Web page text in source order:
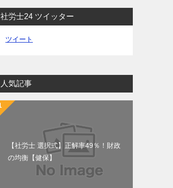
社労士24 ツイッター
ツイート
人気記事
【社労士 選択式】正解率49％！財政
の均衡【健保】